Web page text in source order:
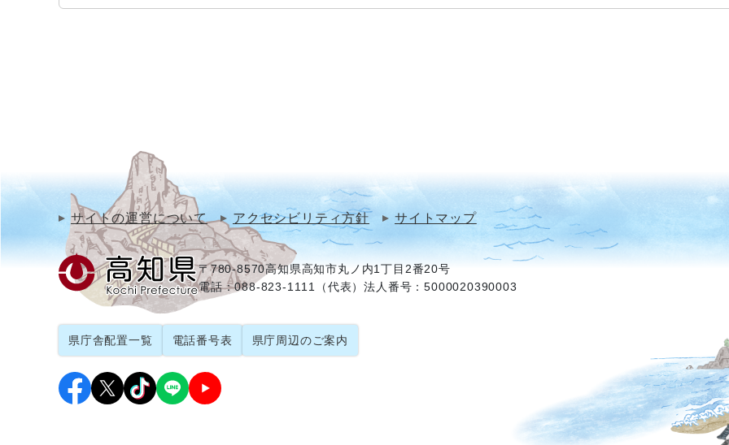
サイトの運営について アクセシビリティ方針 サイトマップ
〒780-8570高知県高知市丸ノ内1丁目2番20号
電話：088-823-1111（代表）法人番号：5000020390003
県庁舎配置一覧 電話番号表 県庁周辺のご案内